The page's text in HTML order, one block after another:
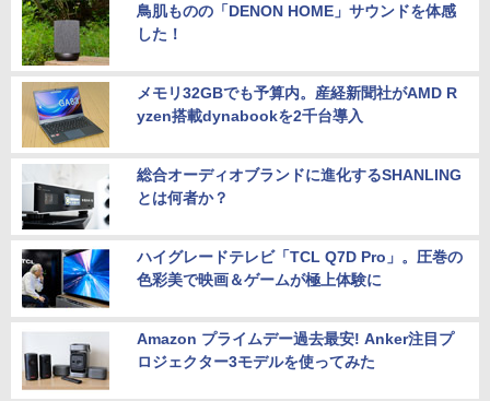
鳥肌ものの「DENON HOME」サウンドを体感
した！
メモリ32GBでも予算内。産経新聞社がAMD R
yzen搭載dynabookを2千台導入
総合オーディオブランドに進化するSHANLING
とは何者か？
ハイグレードテレビ「TCL Q7D Pro」。圧巻の
色彩美で映画＆ゲームが極上体験に
Amazon プライムデー過去最安! Anker注目プ
ロジェクター3モデルを使ってみた